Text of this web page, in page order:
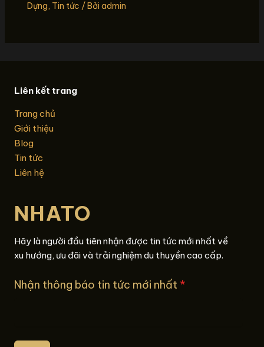
Dựng, Tin tức / Bởi admin
Liên kết trang
Trang chủ
Giới thiệu
Blog
Tin tức
Liên hệ
NHATO
Hãy là người đầu tiên nhận được tin tức mới nhất về
xu hướng, ưu đãi và trải nghiệm du thuyền cao cấp.
Nhận thông báo tin tức mới nhất *